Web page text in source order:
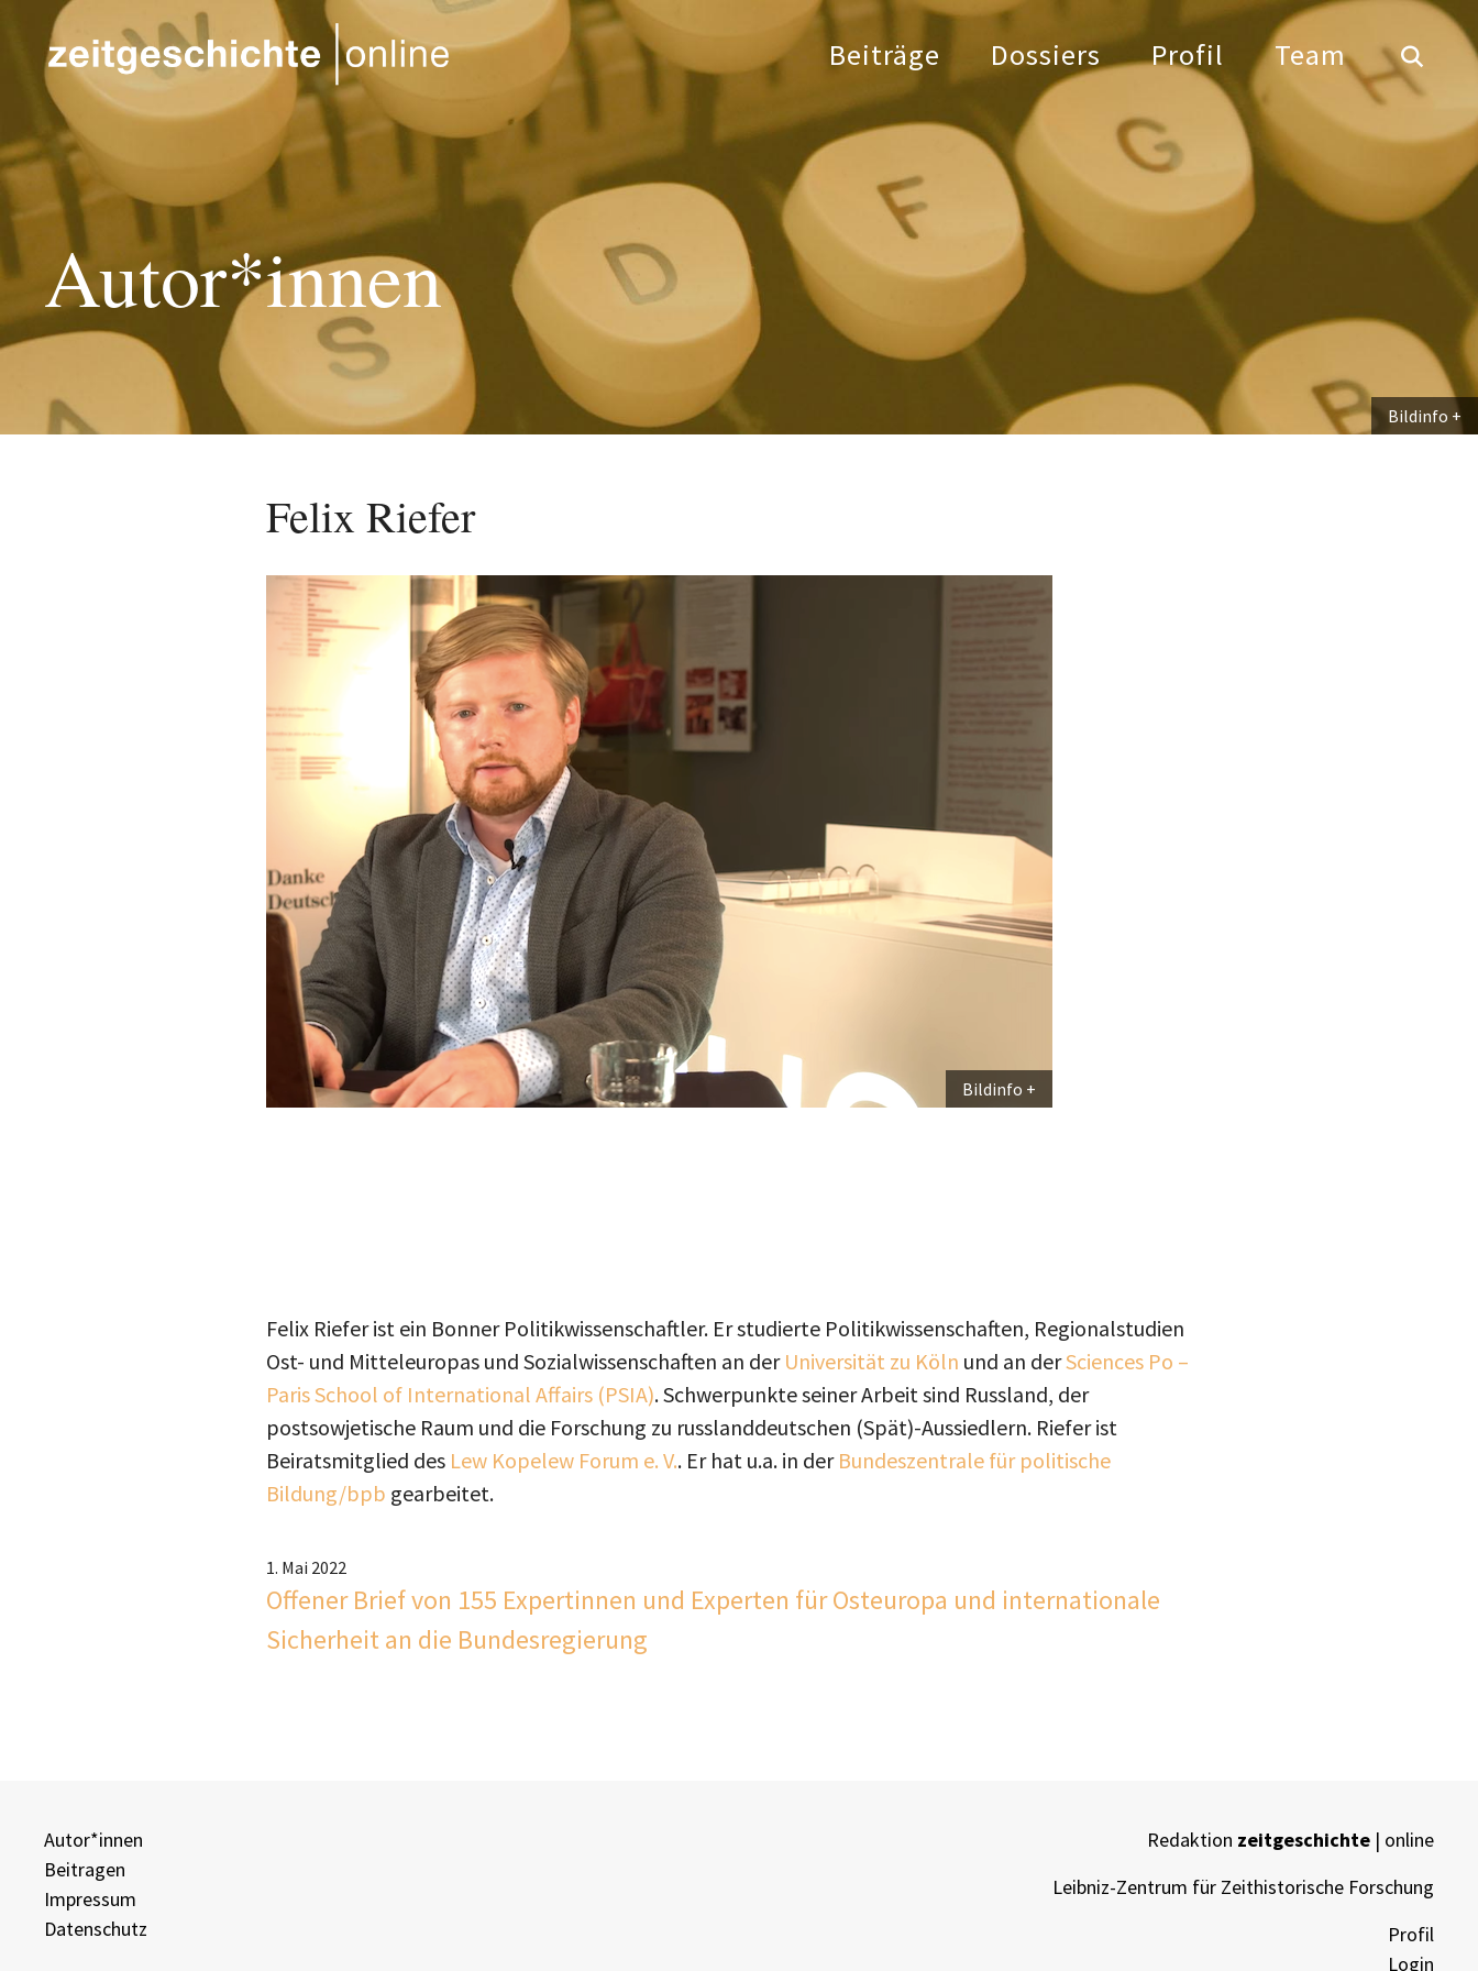
Direkt zum Inhalt
Beiträge Dossiers Profil Team
Autor*innen
Bildinfo
Felix Riefer
Bildinfo
Felix Riefer ist ein Bonner Politikwissenschaftler. Er studierte Politikwissenschaften, Regionalstudien
Ost- und Mitteleuropas und Sozialwissenschaften an der Universität zu Köln und an derSciences Po –
Paris School of International Affairs (PSIA). Schwerpunkte seiner Arbeit sind Russland, der
postsowjetische Raum und die Forschung zu russlanddeutschen (Spät)-Aussiedlern. Riefer ist
Beiratsmitglied des Lew Kopelew Forum e. V.. Er hat u.a. in der Bundeszentrale für politische
Bildung/bpb gearbeitet.
1. Mai 2022
Offener Brief von 155 Expertinnen und Experten für Osteuropa und internationale
Sicherheit an die Bundesregierung
Autor*innen
Beitragen
Impressum
Datenschutz
Redaktion zeitgeschichte | online
Leibniz-Zentrum für Zeithistorische Forschung
Profil
Login